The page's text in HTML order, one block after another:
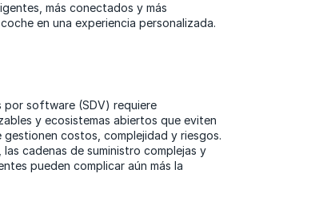
más conectados y más
en una experiencia personalizada.
por software (SDV) requiere
y ecosistemas abiertos que eviten
costos, complejidad y riesgos.
cadenas de suministro complejas y
pueden complicar aún más la